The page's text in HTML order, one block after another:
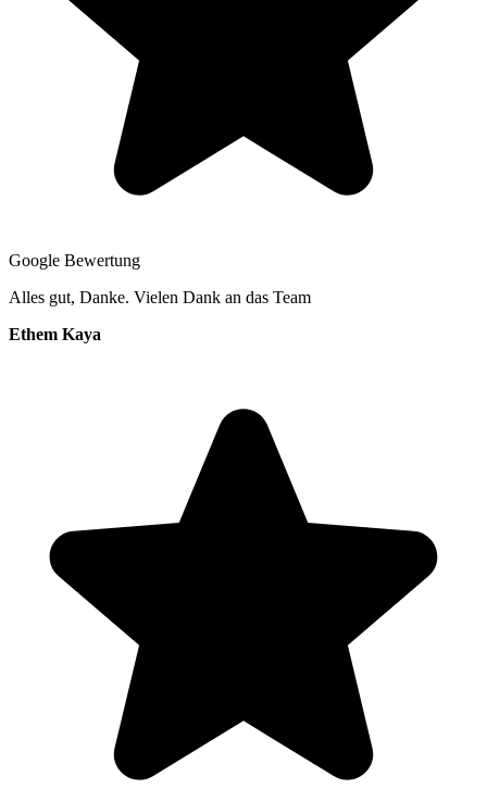
Google Bewertung
Alles gut, Danke. Vielen Dank an das Team
Ethem Kaya